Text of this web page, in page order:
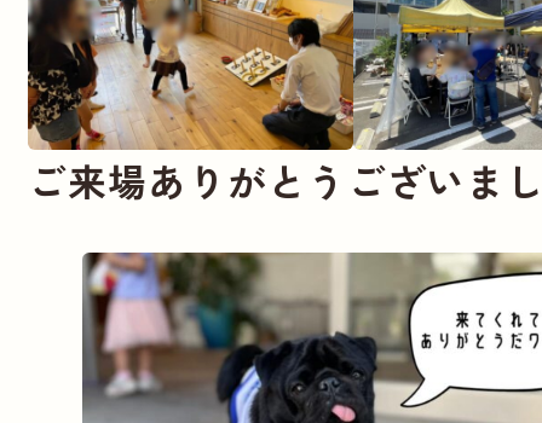
ご来場ありがとうございま